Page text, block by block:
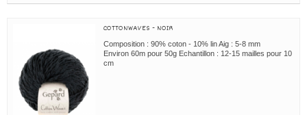
COTTONWAVES - NOIR
Composition : 90% coton - 10% lin Aig : 5-8 mm
Environ 60m pour 50g Echantillon : 12-15 mailles pour 10
cm